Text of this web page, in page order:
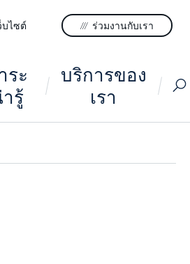
บไซต์ ร่วมงานกับเรา
ระ
รู้
บริการของ
เรา